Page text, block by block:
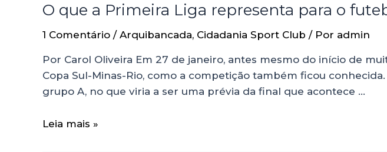
O que a Primeira Liga representa para o
1 Comentário / Arquibancada, Cidadania Sport Club / Por admin
Por Carol Oliveira Em 27 de janeiro, antes mesmo do início de
Copa Sul-Minas-Rio, como a competição também ficou
grupo A, no que viria a ser uma prévia da final que acontece …
Leia mais »